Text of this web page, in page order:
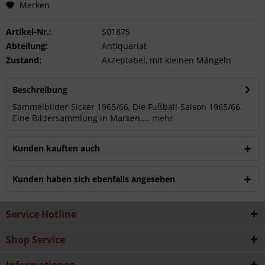
Merken
Artikel-Nr.:
S01875
Abteilung:
Antiquariat
Zustand:
Akzeptabel, mit kleinen Mängeln
Beschreibung
Sammelbilder-Sicker 1965/66, Die Fußball-Saison 1965/66.
Eine Bildersammlung in Marken.... mehr
Kunden kauften auch
Kunden haben sich ebenfalls angesehen
Service Hotline
Shop Service